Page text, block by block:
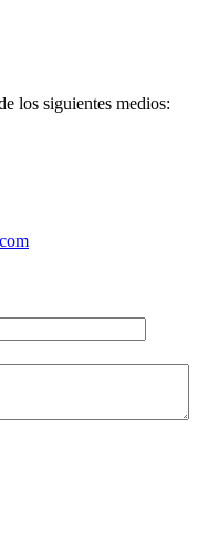
los siguientes medios: